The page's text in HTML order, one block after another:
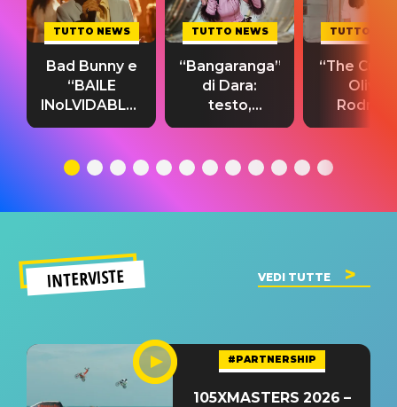
TUTTO NEWS
Bad Bunny e
“BAILE
INoLVIDABLE”:
testo,
significato
TUTTO NEWS
“Bangaranga”
di Dara:
testo,
traduzione e
del singolo
TUTTO
“The
Olivia
testo,
INTERVISTE VEDI TUTTE
#PARTNERSHIP
105XMASTERS 2026 –